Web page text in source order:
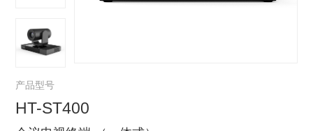
产品型号
HT-ST400